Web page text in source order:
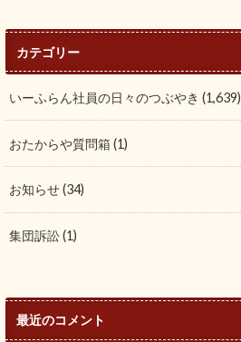
カテゴリー
いーふらん社員の日々のつぶやき(1,639)
おたからや質問箱(1)
お知らせ(34)
集団訴訟(1)
最近のコメント